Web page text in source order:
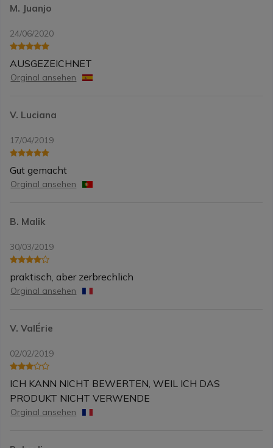
M. Juanjo
24/06/2020
AUSGEZEICHNET
Orginal ansehen
V. Luciana
17/04/2019
Gut gemacht
Orginal ansehen
B. Malik
30/03/2019
praktisch, aber zerbrechlich
Orginal ansehen
V. ValÉrie
02/02/2019
ICH KANN NICHT BEWERTEN, WEIL ICH DAS
PRODUKT NICHT VERWENDE
Orginal ansehen